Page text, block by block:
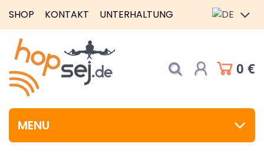
SHOP KONTAKT UNTERHALTUNG
0 €
MENU